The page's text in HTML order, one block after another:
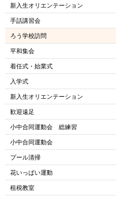
新入生オリエンテーション
手話講習会
ろう学校訪問
平和集会
着任式・始業式
入学式
新入生オリエンテーション
歓迎遠足
小中合同運動会 総練習
小中合同運動会
プール清掃
花いっぱい運動
租税教室